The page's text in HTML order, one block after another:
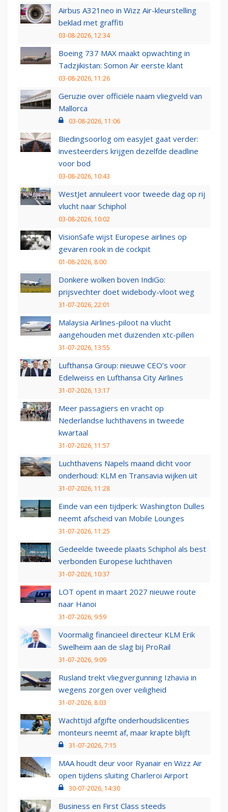
Airbus A321neo in Wizz Air-kleurstelling
beklad met graffiti
03-08-2026, 12:34
Boeing 737 MAX maakt opwachting in
Tadzjikistan: Somon Air eerste klant
03-08-2026, 11:26
Geruzie over officiële naam vliegveld van
Mallorca
03-08-2026, 11:06
Biedingsoorlog om easyJet gaat verder:
investeerders krijgen dezelfde deadline
voor bod
03-08-2026, 10:43
WestJet annuleert voor tweede dag op rij
vlucht naar Schiphol
03-08-2026, 10:02
VisionSafe wijst Europese airlines op
gevaren rook in de cockpit
01-08-2026, 8:00
Donkere wolken boven IndiGo:
prijsvechter doet widebody-vloot weg
31-07-2026, 22:01
Malaysia Airlines-piloot na vlucht
aangehouden met duizenden xtc-pillen
31-07-2026, 13:55
Lufthansa Group: nieuwe CEO’s voor
Edelweiss en Lufthansa City Airlines
31-07-2026, 13:17
Meer passagiers en vracht op
Nederlandse luchthavens in tweede
kwartaal
31-07-2026, 11:57
Luchthavens Napels maand dicht voor
onderhoud: KLM en Transavia wijken uit
31-07-2026, 11:28
Einde van een tijdperk: Washington Dulles
neemt afscheid van Mobile Lounges
31-07-2026, 11:25
Gedeelde tweede plaats Schiphol als best
verbonden Europese luchthaven
31-07-2026, 10:37
LOT opent in maart 2027 nieuwe route
naar Hanoi
31-07-2026, 9:59
Voormalig financieel directeur KLM Erik
Swelheim aan de slag bij ProRail
31-07-2026, 9:09
Rusland trekt vliegvergunning Izhavia in
wegens zorgen over veiligheid
31-07-2026, 8:03
Wachttijd afgifte onderhoudslicenties
monteurs neemt af, maar krapte blijft
31-07-2026, 7:15
MAA houdt deur voor Ryanair en Wizz Air
open tijdens sluiting Charleroi Airport
30-07-2026, 14:30
Business en First Class steeds